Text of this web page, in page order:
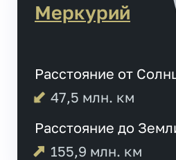
Меркурий
Расстояние от
47,5 млн. км
Расстояние до
155,9 млн. км